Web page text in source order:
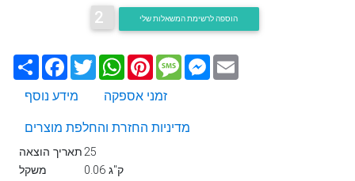
2 הוספה לרשימת המשאלות שלי
שתף Facebook
TwitterWhatsApp
PinterestMessageMessenger
מידע נוסף
זמני אספקה
מדיניות החזרת והחלפת מוצרים
תאריך הוצאה25
משקל
0.06 ק"ג